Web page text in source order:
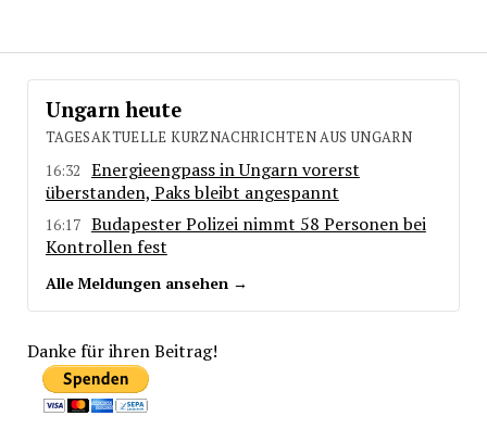
Ungarn heute
TAGESAKTUELLE KURZNACHRICHTEN AUS UNGARN
16:32
Energieengpass in Ungarn vorerst
überstanden, Paks bleibt angespannt
16:17 Budapester Polizei nimmt 58 Personen bei
Kontrollen fest
Alle Meldungen ansehen →
Danke für ihren Beitrag!